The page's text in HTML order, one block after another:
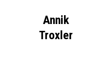
Annik
Troxler